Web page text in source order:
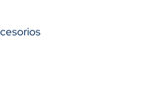
31%